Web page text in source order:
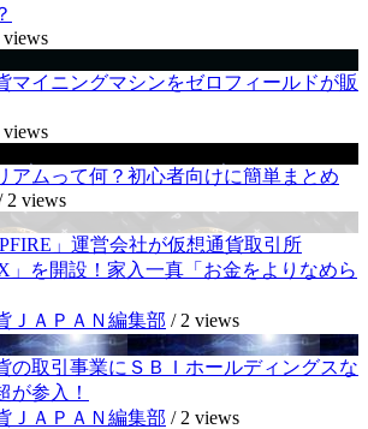
views
マイニングマシンをゼロフィールドが販
views
アムって何？初心者向けに簡単まとめ
2 views
」運営会社が仮想通貨取引所
」を開設！家入一真「お金をよりなめら
ＪＡＰＡＮ編集部 / 2 views
の取引事業にＳＢＩホールディングスな
が参入！
ＪＡＰＡＮ編集部 / 2 views